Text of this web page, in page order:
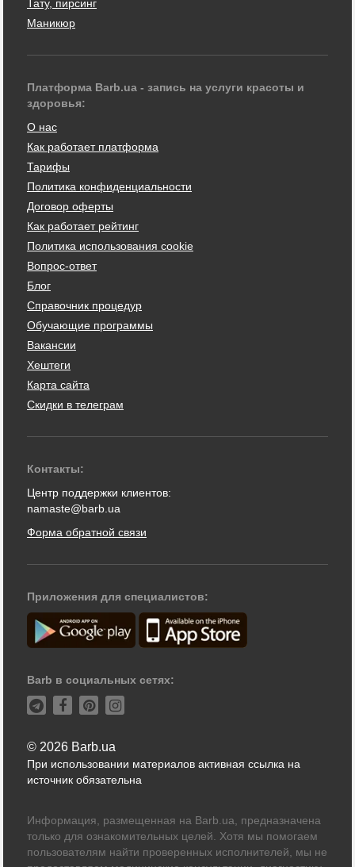
Тату, пирсинг
Маникюр
Платформа Barb.ua - запись на услуги красоты и
здоровья:
О нас
Как работает платформа
Тарифы
Политика конфиденциальности
Договор оферты
Как работает рейтинг
Политика использования cookie
Вопрос-ответ
Блог
Справочник процедур
Обучающие программы
Вакансии
Хештеги
Карта сайта
Скидки в телеграм
Контакты:
Центр поддержки клиентов:
namaste@barb.ua
Форма обратной связи
Приложения для специалистов:
Barb в социальных сетях:
© 2026 Barb.ua
При использовании материалов активная ссылка на
источник обязательна
Информация, размещенная на Barb.ua, предназначена
только для ознакомительных целей. Хотя мы помогаем
пользователям найти проверенных исполнителей, мы не